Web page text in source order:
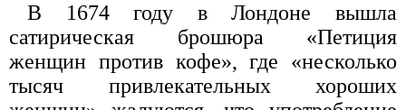
В 1674 году в Лондоне вышла
сатирическая брошюра «Петиция
женщин против кофе», где «несколько
тысяч привлекательных хороших